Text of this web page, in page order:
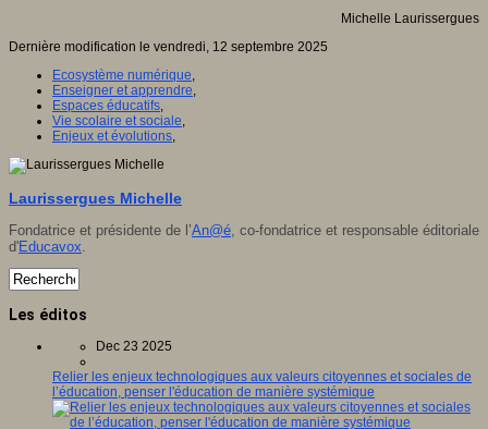
Michelle Laurissergues
Dernière modification le vendredi, 12 septembre 2025
Ecosystème numérique,
Enseigner et apprendre,
Espaces éducatifs,
Vie scolaire et sociale,
Enjeux et évolutions,
Laurissergues Michelle
Fondatrice et présidente de l’An@é, co-fondatrice et responsable éditoriale
d'Educavox.
Les éditos
Dec 23 2025
Relier les enjeux technologiques aux valeurs citoyennes et sociales de
l’éducation, penser l'éducation de manière systémique